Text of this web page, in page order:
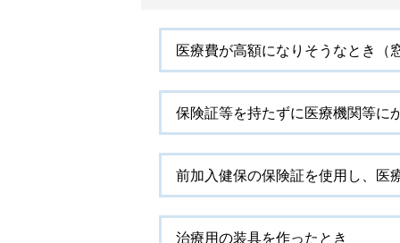
医療費が高額になりそうなとき（
保険証等を持たずに医療機関等に
前加入健保の保険証を使用し、医
治療用の装具を作ったとき